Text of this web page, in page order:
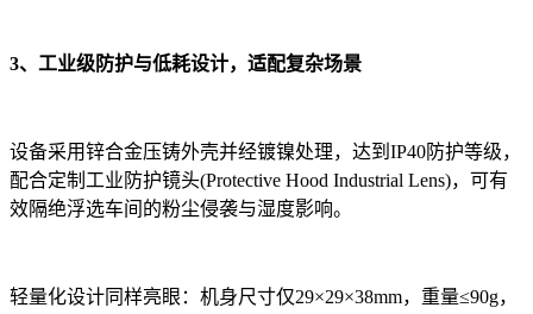
3、工业级防护与低耗设计，适配复杂场景
设备采用锌合金压铸外壳并经镀镍处理，达到IP40防护等级，
配合定制工业防护镜头(Protective Hood Industrial Lens)，可有
效隔绝浮选车间的粉尘侵袭与湿度影响。
轻量化设计同样亮眼：机身尺寸仅29×29×38mm，重量≤90g，